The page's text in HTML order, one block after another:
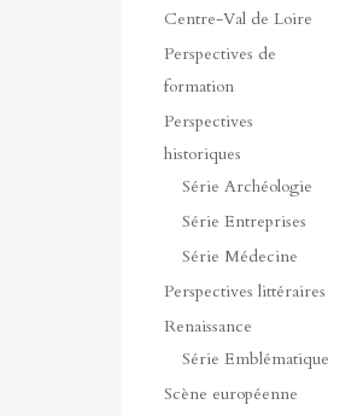
Centre-Val de Loire
Perspectives de
formation
Perspectives
historiques
Série Archéologie
Série Entreprises
Série Médecine
Perspectives littéraires
Renaissance
Série Emblématique
Scène européenne